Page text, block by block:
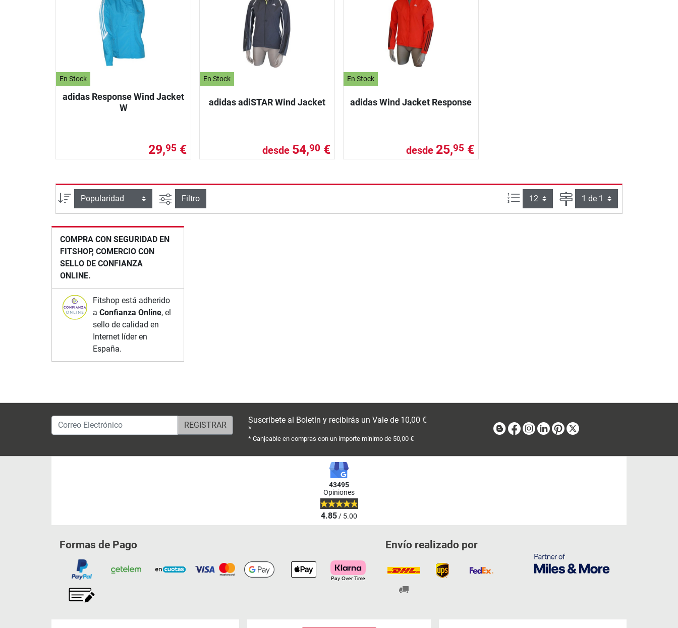
En Stock
adidas Response Wind Jacket
W
29,95 €
En Stock
adidas adiSTAR Wind Jacket
desde 54,90 €
En Stock
adidas Wind Jacket Response
desde 25,95 €
Ordenar por Busqueda avanzada
Filtro Artículos por página:
Página
COMPRA CON SEGURIDAD EN
FITSHOP, COMERCIO CON
SELLO DE CONFIANZA
ONLINE.
Fitshop está adherido
aConfianza Online, el
sello de calidad en
Internet líder en
España.
Correo Electrónico
Suscríbete al Boletín y recibirás un Vale de 10,00 €
*
* Canjeable en compras con un importe mínimo de 50,00 €
BlogFacebook
Instagram
LinkedinPinterest
43495
Opiniones
4.85/ 5.00
Formas de Pago Envío realizado por